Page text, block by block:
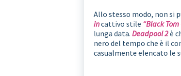
Allo stesso modo, non si
incattivo stile “Black Tom
lunga data.Deadpool 2è
nero del tempo che è il
casualmente elencato le